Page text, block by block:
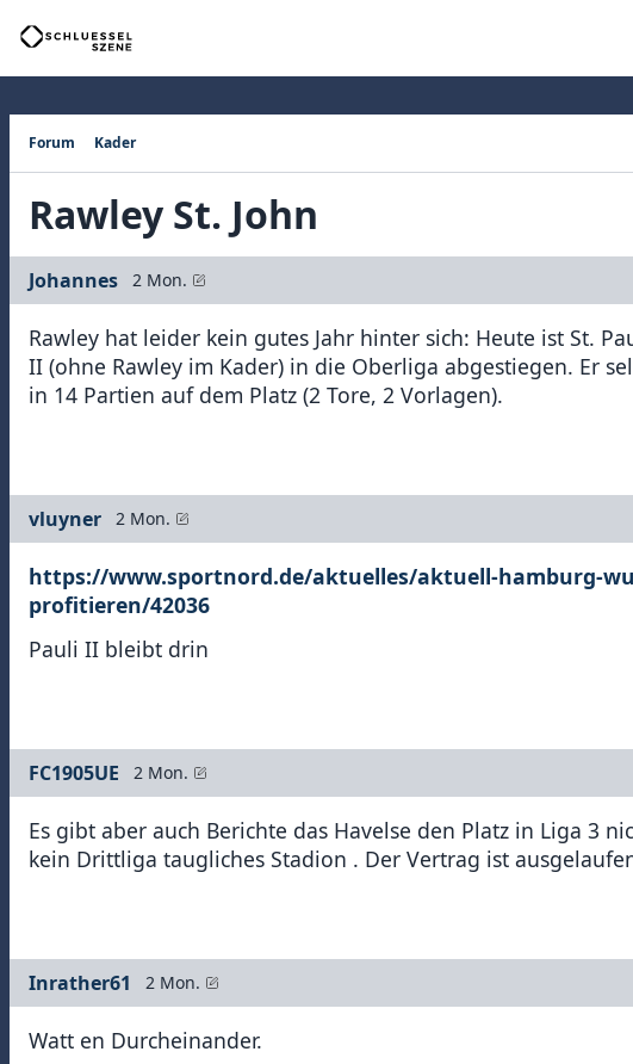
Forum Kader
Rawley St. John
Johannes 2 Mon.
Rawley hat leider kein gutes Jahr hinter sich: Heute ist St.
II (ohne Rawley im Kader) in die Oberliga abgestiegen. Er
in 14 Partien auf dem Platz (2 Tore, 2 Vorlagen).
vluyner 2 Mon.
https://www.sportnord.de/aktuelles/aktuell-hamburg-
profitieren/42036
Pauli II bleibt drin
FC1905UE 2 Mon.
Es gibt aber auch Berichte das Havelse den Platz in Liga 3
kein Drittliga taugliches Stadion . Der Vertrag ist
Inrather61 2 Mon.
Watt en Durcheinander.